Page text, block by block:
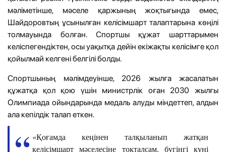
мәліметінше, мәселе қаржының жоқтығында емес,
Шайдоровтың ұсынылған келісімшарт талаптарына көңілі
толмауында болған. Спортшы құжат шарттарымен
келіспегендіктен, осы уақытқа дейін екіжақты келісімге қол
қойылмай келгені белгілі болды.
Спортшының мәлімдеуінше, 2026 жылға жасалатын
құжатқа қол қою үшін министрлік оған 2030 жылғы
Олимпиада ойындарында медаль алуды міндеттеп, алдын
ала кепілдік талап еткен.
«Қоғамда кеңінен талқыланып жатқан
келісімшарт мәселесіне тоқталсам, бүгінгі күні